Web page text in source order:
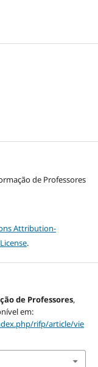
de Professores
Attribution-
.
de Professores,
em:
rifp/article/vie